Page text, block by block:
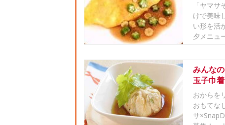
「ヤマ
けで美味
い形を活
夕メニュ
みんな
玉子巾
おからを
おもてな
サ